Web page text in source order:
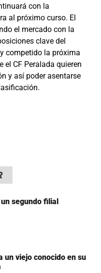
segundo filial
un viejo conocido en su
con la
al próximo curso. El
el mercado con la
clave del
competido la próxima
el CF Peralada quieren
y así poder asentarse